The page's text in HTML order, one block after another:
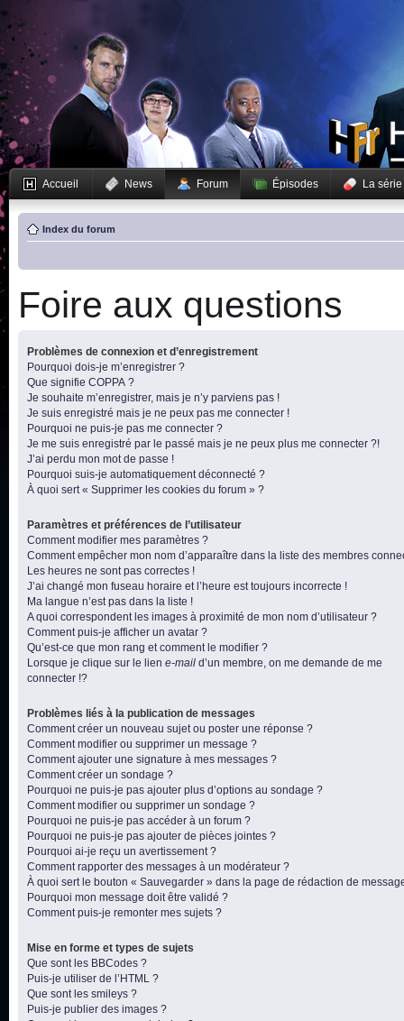
Accueil News Forum Épisodes La série
Index du forum
Foire aux questions
Problèmes de connexion et d’enregistrement
Pourquoi dois-je m’enregistrer ?
Que signifie COPPA ?
Je souhaite m’enregistrer, mais je n’y parviens pas !
Je suis enregistré mais je ne peux pas me connecter !
Pourquoi ne puis-je pas me connecter ?
Je me suis enregistré par le passé mais je ne peux plus me connecter ?!
J’ai perdu mon mot de passe !
Pourquoi suis-je automatiquement déconnecté ?
À quoi sert « Supprimer les cookies du forum » ?
Paramètres et préférences de l’utilisateur
Comment modifier mes paramètres ?
Comment empêcher mon nom d’apparaître dans la liste des membres
Les heures ne sont pas correctes !
J’ai changé mon fuseau horaire et l’heure est toujours incorrecte !
Ma langue n’est pas dans la liste !
A quoi correspondent les images à proximité de mon nom d’utilisateur ?
Comment puis-je afficher un avatar ?
Qu’est-ce que mon rang et comment le modifier ?
Lorsque je clique sur le lien e-mail d’un membre, on me demande de me
connecter !?
Problèmes liés à la publication de messages
Comment créer un nouveau sujet ou poster une réponse ?
Comment modifier ou supprimer un message ?
Comment ajouter une signature à mes messages ?
Comment créer un sondage ?
Pourquoi ne puis-je pas ajouter plus d’options au sondage ?
Comment modifier ou supprimer un sondage ?
Pourquoi ne puis-je pas accéder à un forum ?
Pourquoi ne puis-je pas ajouter de pièces jointes ?
Pourquoi ai-je reçu un avertissement ?
Comment rapporter des messages à un modérateur ?
À quoi sert le bouton « Sauvegarder » dans la page de rédaction de
Pourquoi mon message doit être validé ?
Comment puis-je remonter mes sujets ?
Mise en forme et types de sujets
Que sont les BBCodes ?
Puis-je utiliser de l’HTML ?
Que sont les smileys ?
Puis-je publier des images ?